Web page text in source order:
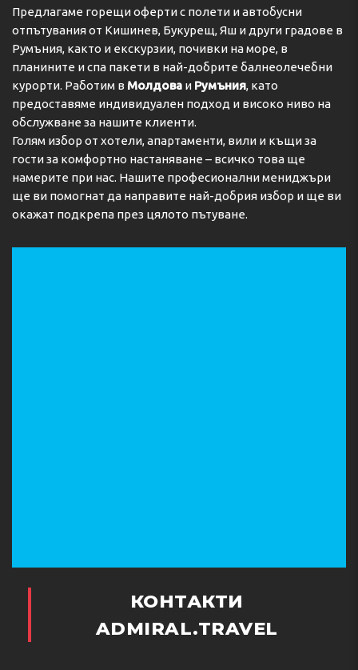
Предлагаме горещи оферти с полети и автобусни
отпътувания от Кишинев, Букурещ, Яш и други градове в
Румъния, както и екскурзии, почивки на море, в
планините и спа пакети в най-добрите балнеолечебни
курорти. Работим в Молдова и Румъния, като
предоставяме индивидуален подход и високо ниво на
обслужване за нашите клиенти.
Голям избор от хотели, апартаменти, вили и къщи за
гости за комфортно настаняване – всичко това ще
намерите при нас. Нашите професионални мениджъри
ще ви помогнат да направите най-добрия избор и ще ви
окажат подкрепа през цялото пътуване.
КОНТАКТИ
ADMIRAL.TRAVEL